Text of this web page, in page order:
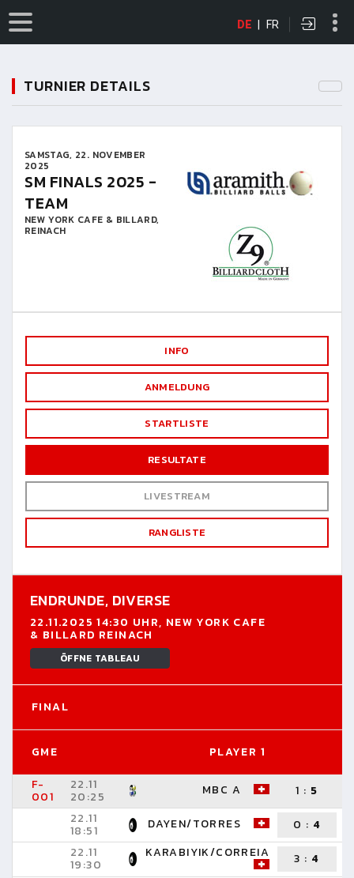
DE | FR
TURNIER DETAILS
SAMSTAG, 22. NOVEMBER
2025
SM FINALS 2025 -
TEAM
NEW YORK CAFE & BILLARD,
REINACH
INFO
ANMELDUNG
STARTLISTE
RESULTATE
LIVESTREAM
RANGLISTE
ENDRUNDE, DIVERSE
22.11.2025 14:30 UHR, NEW YORK CAFE
& BILLARD REINACH
ÖFFNE TABLEAU
FINAL
GME PLAYER 1
F-
001
22.11
20:25 MBC A 1 : 5
22.11
18:51 DAYEN/TORRES 0 : 4
22.11
19:30
KARABIYIK/CORREIA 3 : 4